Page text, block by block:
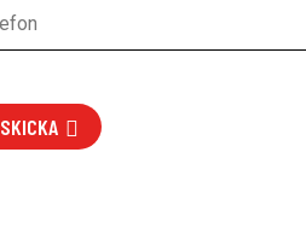
SKICKA